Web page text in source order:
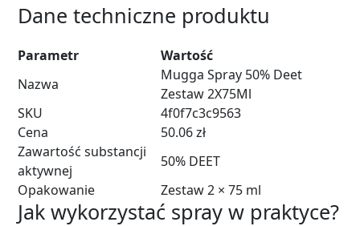
Dane techniczne produktu
Parametr
Wartość
Nazwa
Mugga Spray 50% Deet
Zestaw 2X75Ml
SKU
4f0f7c3c9563
Cena
50.06 zł
Zawartość substancji
aktywnej
50% DEET
Opakowanie
Zestaw 2 × 75 ml
Jak wykorzystać spray w praktyce?